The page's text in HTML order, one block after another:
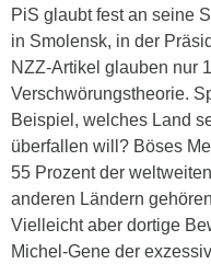
PiS glaubt fest an seine
in Smolensk, in der
NZZ-Artikel glauben nur
Verschwörungstheorie.
Beispiel, welches Land
überfallen will? Böses
55 Prozent der
anderen Ländern
Vielleicht aber dortige
Michel-Gene der